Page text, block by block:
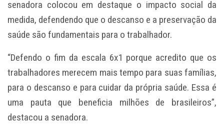
senadora colocou em destaque o impacto social da
medida, defendendo que o descanso e a preservação da
saúde são fundamentais para o trabalhador.
“Defendo o fim da escala 6x1 porque acredito que os
trabalhadores merecem mais tempo para suas famílias,
para o descanso e para cuidar da própria saúde. Essa é
uma pauta que beneficia milhões de brasileiros”,
destacou a senadora.